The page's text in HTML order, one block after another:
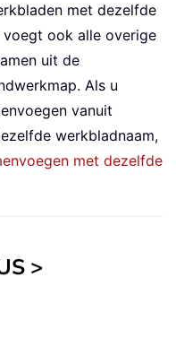
met dezelfde
ook alle overige
uit de
Als u
vanuit
werkbladnaam,
met dezelfde
>